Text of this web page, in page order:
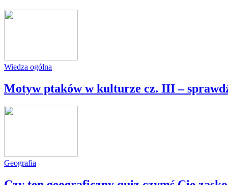
Wiedza ogólna
Motyw ptaków w kulturze cz. III –
Geografia